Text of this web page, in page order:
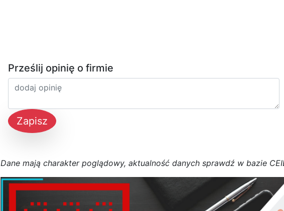
Prześlij opinię o firmie
Zapisz
Dane mają charakter poglądowy, aktualność danych sprawdź w bazie